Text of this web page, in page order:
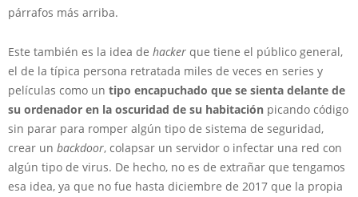
párrafos más arriba.
Este también es la idea de hacker que tiene el público general,
el de la típica persona retratada miles de veces en series y
películas como un tipo encapuchado que se sienta delante de
su ordenador en la oscuridad de su habitación picando código
sin parar para romper algún tipo de sistema de seguridad,
crear un backdoor, colapsar un servidor o infectar una red con
algún tipo de virus. De hecho, no es de extrañar que tengamos
esa idea, ya que no fue hasta diciembre de 2017 que la propia